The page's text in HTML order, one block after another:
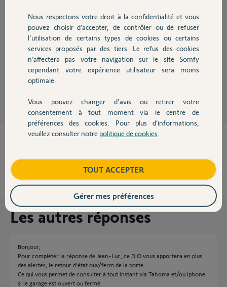
Chauffage
Autres produits
Devis avec un pro
Contact
oui mais par l'intermédiaire d'un Tahoma et d'une programmation smart
(si détecteur ouvert, alors envoyer mail et/ou sms et/ou notification).
Bonne journée !
Anonyme
Cette réponse vous a-t-elle aidé ?
NON OUI
100%des internautes ont trouvé cette réponse utile
Les autres réponses
Bonjour,
Pour compléter la réponse de Jean-Luc, ce D.O vous apportera en plus
des alertes, le retour d'état ouv/ferm de la porte.
Ce qui vous permet de consulter à tout instant via Tahoma et/ou iphone
si le garage est ouvert ou fermé.
Nous respectons votre droit à la confidentialité et vous
pouvez choisir d’accepter, de contrôler ou de refuser
l'utilisation de certains types de cookies ou certains
services proposés par des tiers. Le refus des cookies
n’affectera pas votre navigation sur le site Somfy
cependant votre expérience utilisateur sera moins
optimale.
Vous pouvez changer d'avis ou retirer votre
consentement à tout moment via le centre de
préférences des cookies. Pour plus d’informations,
veuillez consulter notre politique de cookies
TOUT ACCEPTER
Gérer mes préférences